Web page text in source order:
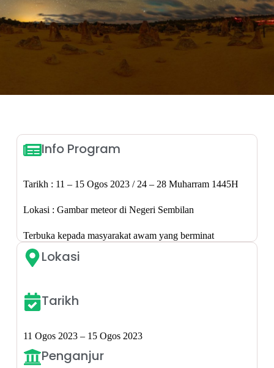
Info Program
Tarikh : 11 – 15 Ogos 2023 / 24 – 28 Muharram 1445H
Lokasi : Gambar meteor di Negeri Sembilan
Terbuka kepada masyarakat awam yang berminat
Lokasi
Tarikh
11 Ogos 2023 – 15 Ogos 2023
Penganjur